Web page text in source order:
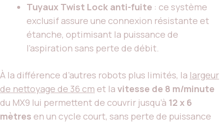
Tuyaux Twist Lock anti-fuite : ce système
exclusif assure une connexion résistante et
étanche, optimisant la puissance de
l’aspiration sans perte de débit.
À la différence d’autres robots plus limités, la largeur
de nettoyage de 36 cm et la vitesse de 8 m/minute
du MX9 lui permettent de couvrir jusqu’à 12 x 6
mètres en un cycle court, sans perte de puissance